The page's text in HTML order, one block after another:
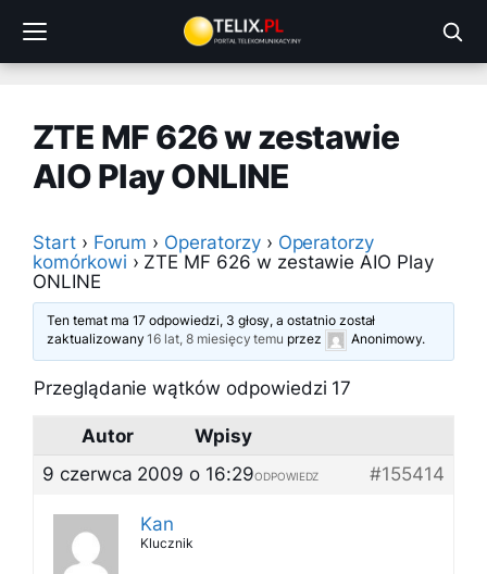
treści
ZTE MF 626 w zestawie
AIO Play ONLINE
Start › Forum › Operatorzy › Operatorzy
komórkowi › ZTE MF 626 w zestawie AIO Play
ONLINE
Ten temat ma 17 odpowiedzi, 3 głosy, a ostatnio został
zaktualizowany16 lat, 8 miesięcy temu przez Anonimowy.
Przeglądanie wątków odpowiedzi 17
Autor
Wpisy
9 czerwca 2009 o 16:29
#155414
ODPOWIEDZ
Kan
Klucznik